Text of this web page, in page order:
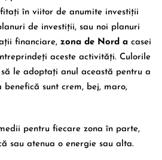
în viitor de anumite investiții
de investiții, sau noi planuri
financiare, zona de Nord a casei
aceste activități. Culorile
le adoptați anul această pentru a
benefică sunt crem, bej, maro,
pentru fiecare zona în parte,
sau atenua o energie sau alta.